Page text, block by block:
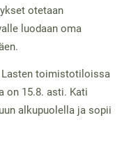
otetaan
luodaan oma
Lasten toimistotiloissa
on 15.8. asti. Kati
alkupuolella ja sopii